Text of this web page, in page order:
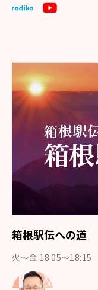
箱根駅伝への道
火～金 18:05～18:15